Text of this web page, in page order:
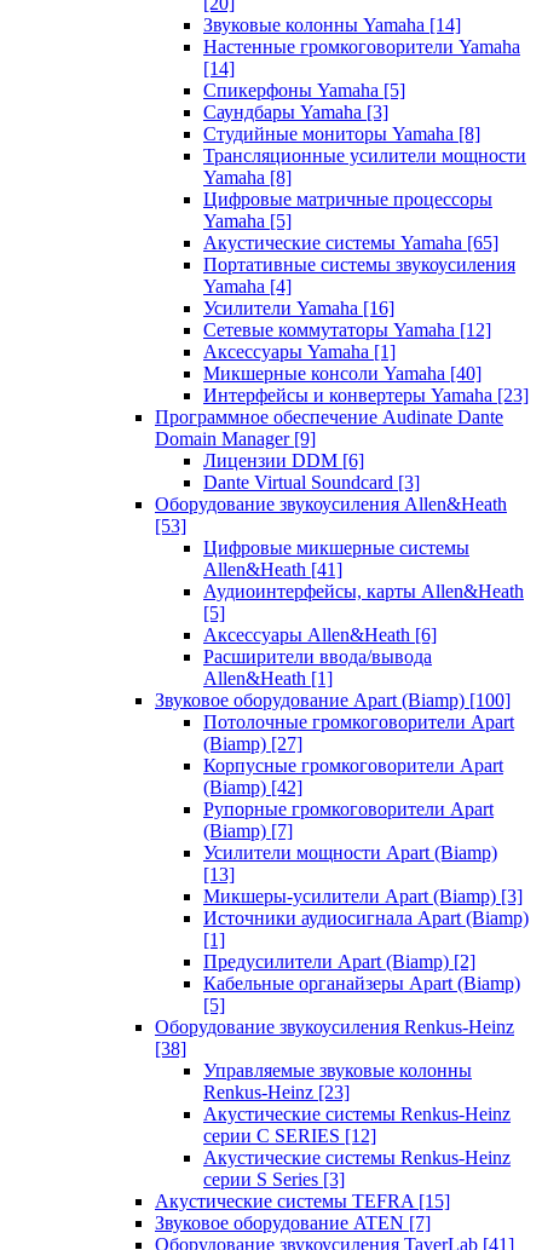
Звуковые колонны Yamaha [14]
Настенные громкоговорители Yamaha
[14]
Спикерфоны Yamaha [5]
Саундбары Yamaha [3]
Студийные мониторы Yamaha [8]
Трансляционные усилители мощности
Yamaha [8]
Цифровые матричные процессоры
Yamaha [5]
Акустические системы Yamaha [65]
Портативные системы звукоусиления
Yamaha [4]
Усилители Yamaha [16]
Сетевые коммутаторы Yamaha [12]
Аксессуары Yamaha [1]
Микшерные консоли Yamaha [40]
Интерфейсы и конвертеры Yamaha [23]
Программное обеспечение Audinate Dante
Domain Manager [9]
Лицензии DDM [6]
Dante Virtual Soundcard [3]
Оборудование звукоусиления Allen&Heath
[53]
Цифровые микшерные системы
Allen&Heath [41]
Аудиоинтерфейсы, карты Allen&Heath
[5]
Аксессуары Allen&Heath [6]
Расширители ввода/вывода
Allen&Heath [1]
Звуковое оборудование Apart (Biamp) [100]
Потолочные громкоговорители Apart
(Biamp) [27]
Корпусные громкоговорители Apart
(Biamp) [42]
Рупорные громкоговорители Apart
(Biamp) [7]
Усилители мощности Apart (Biamp)
[13]
Микшеры-усилители Apart (Biamp) [3]
Источники аудиосигнала Apart (Biamp)
[1]
Предусилители Apart (Biamp) [2]
Кабельные органайзеры Apart (Biamp)
[5]
Оборудование звукоусиления Renkus-Heinz
[38]
Управляемые звуковые колонны
Renkus-Heinz [23]
Акустические системы Renkus-Heinz
серии C SERIES [12]
Акустические системы Renkus-Heinz
серии S Series [3]
Акустические системы TEFRA [15]
Звуковое оборудование ATEN [7]
Оборудование звукоусиления TaverLab [41]